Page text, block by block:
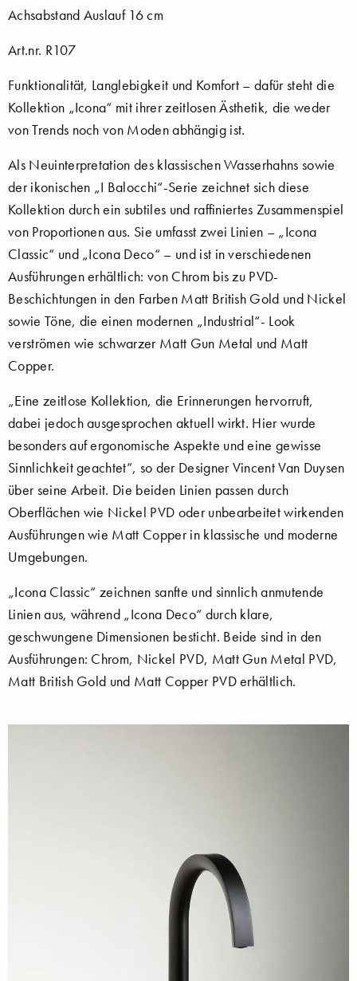
Achsabstand Auslauf 16 cm
Art.nr. R107
Funktionalität, Langlebigkeit und Komfort – dafür steht die
Kollektion „Icona“ mit ihrer zeitlosen Ästhetik, die weder
von Trends noch von Moden abhängig ist.
Als Neuinterpretation des klassischen Wasserhahns sowie
der ikonischen „I Balocchi“-Serie zeichnet sich diese
Kollektion durch ein subtiles und raffiniertes Zusammenspiel
von Proportionen aus. Sie umfasst zwei Linien – „Icona
Classic“ und „Icona Deco“ – und ist in verschiedenen
Ausführungen erhältlich: von Chrom bis zu PVD-
Beschichtungen in den Farben Matt British Gold und Nickel
sowie Töne, die einen modernen „Industrial“- Look
verströmen wie schwarzer Matt Gun Metal und Matt
Copper.
„Eine zeitlose Kollektion, die Erinnerungen hervorruft,
dabei jedoch ausgesprochen aktuell wirkt. Hier wurde
besonders auf ergonomische Aspekte und eine gewisse
Sinnlichkeit geachtet”, so der Designer Vincent Van Duysen
über seine Arbeit. Die beiden Linien passen durch
Oberflächen wie Nickel PVD oder unbearbeitet wirkenden
Ausführungen wie Matt Copper in klassische und moderne
Umgebungen.
„Icona Classic“ zeichnen sanfte und sinnlich anmutende
Linien aus, während „Icona Deco“ durch klare,
geschwungene Dimensionen besticht. Beide sind in den
Ausführungen: Chrom, Nickel PVD, Matt Gun Metal PVD,
Matt British Gold und Matt Copper PVD erhältlich.